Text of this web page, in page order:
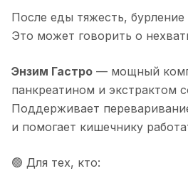
После еды тяжесть, бурление
Это может говорить о
Энзим Гастро — мощный
панкреатином и экстрактом
Поддерживает
и помогает кишечнику
🟢 Для тех, кто: